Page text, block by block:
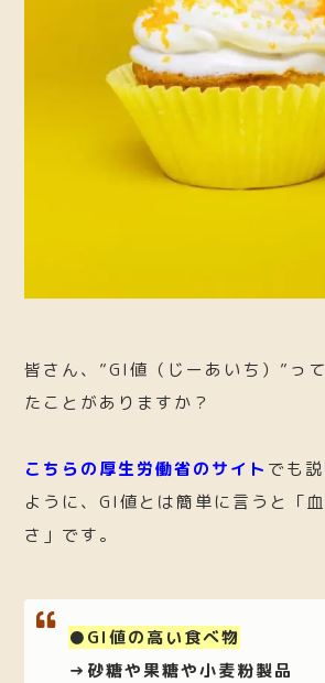
皆さん、”GI値（じーあいち）”っ
たことがありますか？
こちらの厚生労働省のサイト でも
ように、GI値とは簡単に言うと「
さ」です。
●GI値の高い食べ物
→砂糖や果糖や小麦粉製品